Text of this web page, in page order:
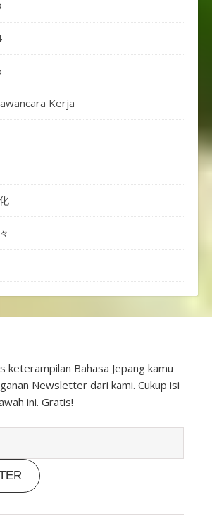
Kerja
keterampilan Bahasa Jepang kamu
Newsletter dari kami. Cukup isi
ini. Gratis!